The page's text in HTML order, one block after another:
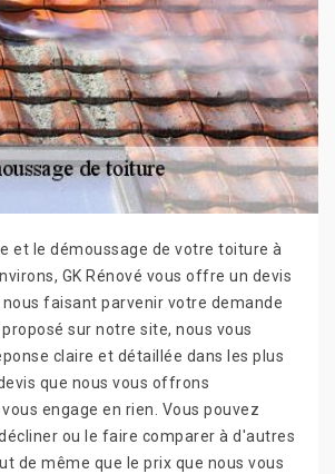
et le démoussage de votre toiture à
GK Rénové vous offre un devis
nous faisant parvenir votre demande
sur notre site, nous vous
claire et détaillée dans les plus
que nous vous offrons
engage en rien. Vous pouvez
ou le faire comparer à d'autres
de même que le prix que nous vous